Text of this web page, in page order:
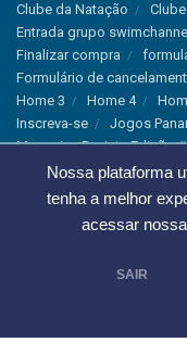
Nossa plataforma
tenha a melhor
acessar nossa
SAIR
Clube da Natação
Entrada grupo swimchannel
Finalizar compra
Formulário de
Home 3
Home 4
Inscreva-se
Jogos
Magazine Revista Edição
Magazine Swimchannel
Minha conta
Newsletter
Política de
Thank You